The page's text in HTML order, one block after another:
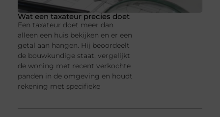
Wat een taxateur precies doet
Een taxateur doet meer dan
alleen een huis bekijken en er een
getal aan hangen. Hij beoordeelt
de bouwkundige staat, vergelijkt
de woning met recent verkochte
panden in de omgeving en houdt
rekening met specifieke